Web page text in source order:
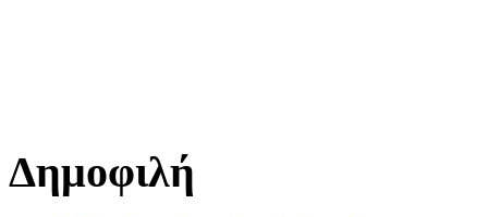
Δημοφιλή